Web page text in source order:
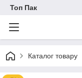
Топ Пак
Каталог товару